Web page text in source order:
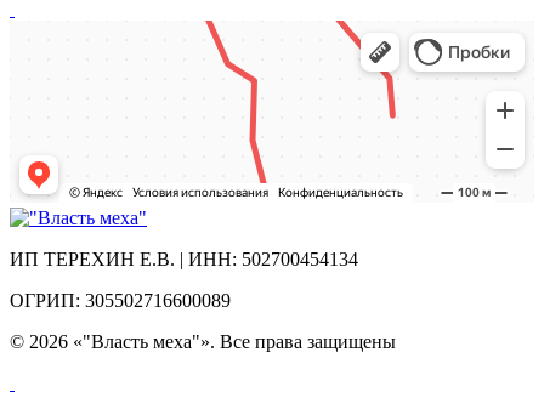
ИП ТЕРЕХИН Е.В. | ИНН: 502700454134
ОГРИП: 305502716600089
© 2026 «"Власть меха"». Все права защищены